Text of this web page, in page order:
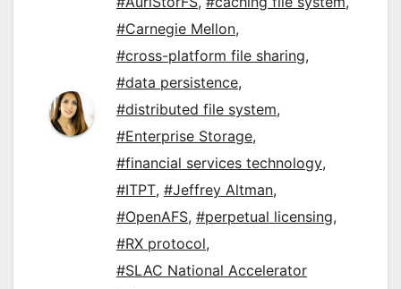
#Carnegie Mellon,
#cross-platform file sharing,
#data persistence,
#distributed file system,
#Enterprise Storage,
#financial services technology,
#ITPT, #Jeffrey Altman,
#OpenAFS, #perpetual licensing,
#RX protocol,
#SLAC National Accelerator